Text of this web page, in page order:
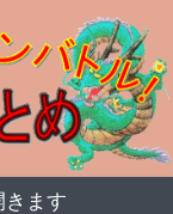
ます